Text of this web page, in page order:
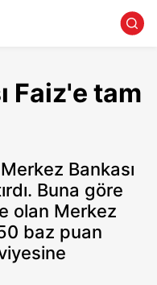
Faiz'e tam
Bankası
Buna göre
olan Merkez
baz puan